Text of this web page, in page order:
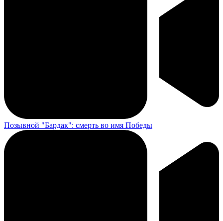
Позывной "Бардак": смерть во имя Победы